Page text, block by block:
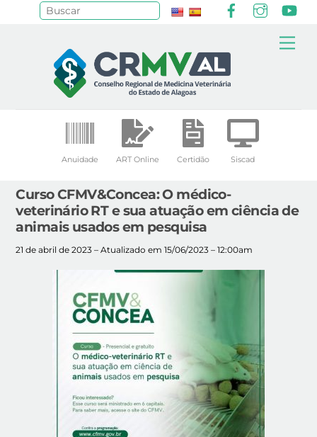
Anuidade ART Online Certidão Siscad
Curso CFMV&Concea: O médico-
veterinário RT e sua atuação em ciência de
animais usados em pesquisa
21 de abril de 2023 – Atualizado em 15/06/2023 – 12:00am